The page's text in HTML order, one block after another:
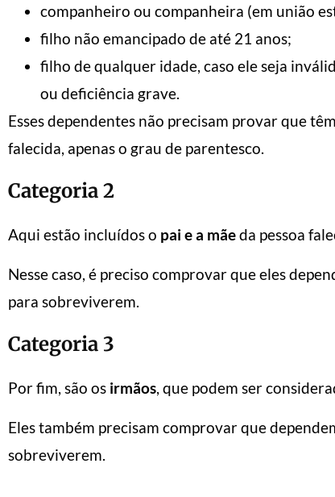
companheiro ou companheira (em união
filho não emancipado de até 21 anos;
filho de qualquer idade, caso ele seja
ou deficiência grave.
Esses dependentes não precisam provar que
falecida, apenas o grau de parentesco.
Categoria 2
Aqui estão incluídos o pai e a mãeda pessoa
Nesse caso, é preciso comprovar que eles
para sobreviverem.
Categoria 3
Por fim, são os irmãos, que podem ser
Eles também precisam comprovar que
sobreviverem.